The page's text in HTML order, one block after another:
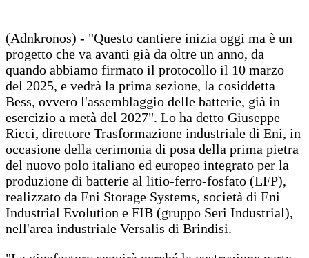
(Adnkronos) - "Questo cantiere inizia oggi ma è un
progetto che va avanti già da oltre un anno, da
quando abbiamo firmato il protocollo il 10 marzo
del 2025, e vedrà la prima sezione, la cosiddetta
Bess, ovvero l'assemblaggio delle batterie, già in
esercizio a metà del 2027". Lo ha detto Giuseppe
Ricci, direttore Trasformazione industriale di Eni, in
occasione della cerimonia di posa della prima pietra
del nuovo polo italiano ed europeo integrato per la
produzione di batterie al litio-ferro-fosfato (LFP),
realizzato da Eni Storage Systems, società di Eni
Industrial Evolution e FIB (gruppo Seri Industrial),
nell'area industriale Versalis di Brindisi.